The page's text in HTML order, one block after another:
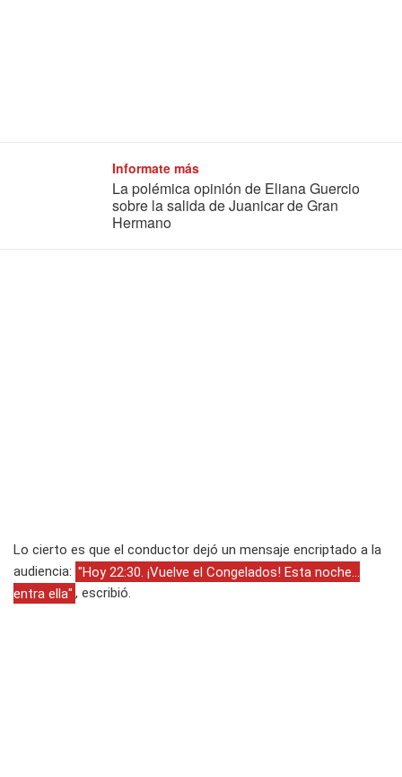
Informate más
La polémica opinión de Eliana Guercio
sobre la salida de Juanicar de Gran
Hermano
Lo cierto es que el conductor dejó un mensaje encriptado a la
audiencia: "Hoy 22:30. ¡Vuelve el Congelados! Esta noche...
entra ella" , escribió.